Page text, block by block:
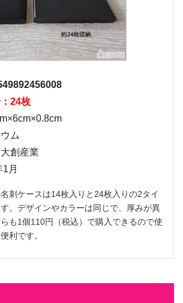
24枚
ム
創産業
月
刺ケースは14枚入りと24枚入りの2タイ
。デザインやカラーは同じで、厚みが異
も1個110円（税込）で購入できるので使
利です。